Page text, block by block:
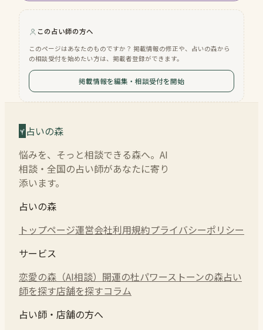
この占い師の方へ
このページはあなたのものですか？ 掲載情報の修正や、占いの森から
の相談受付を始めたい方は、掲載者登録ができます。
掲載情報を編集・相談受付を開始
占いの森
悩みを、そっと相談できる森へ。AI
相談・全国の占い師があなたに寄り
添います。
占いの森
トップページ運営会社利用規約プライバシーポリシー
サービス
恋愛の森（AI相談） 開運の杜パワーストーンの森占い
師を探す店舗を探すコラム
占い師・店舗の方へ